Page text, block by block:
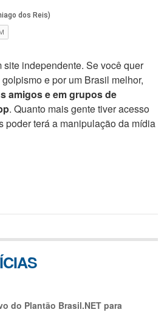
site independente. Se você quer
e por um Brasil melhor,
amigos e em grupos de
. Quanto mais gente tiver acesso
poder terá a manipulação da mídia
do Plantão Brasil.NET para